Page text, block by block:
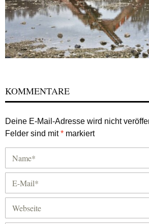
KOMMENTARE
Deine E-Mail-Adresse wird nicht
Felder sind mit* markiert